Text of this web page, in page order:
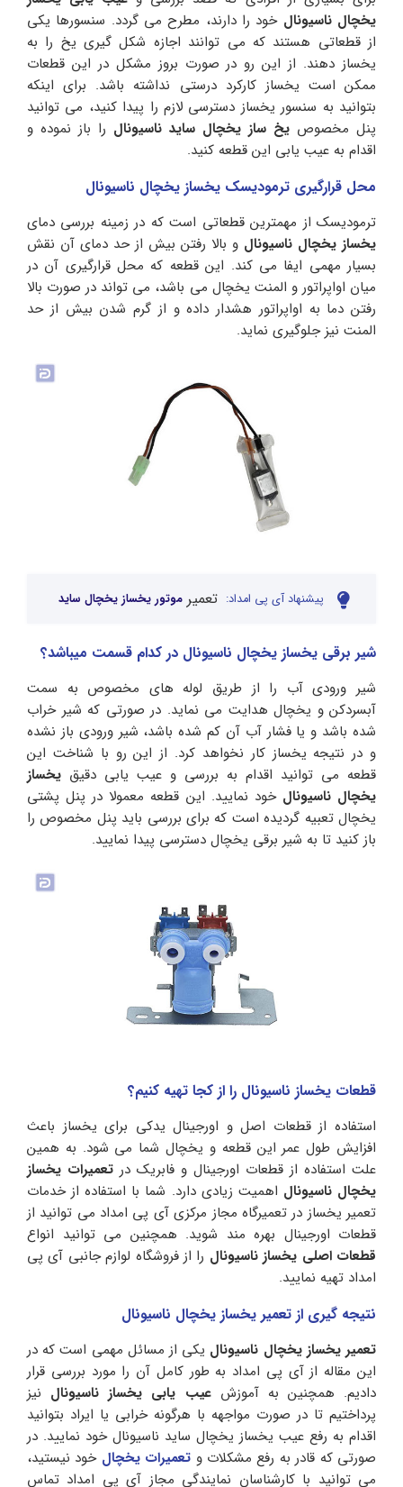
یخچال ناسیونال خود را دارند، مطرح می گردد. سنسورها یکی
از قطعاتی هستند که می توانند اجازه شکل گیری یخ را به
یخساز دهند. از این رو در صورت بروز مشکل در این قطعات
ممکن است یخساز کارکرد درستی نداشته باشد. برای اینکه
بتوانید به سنسور یخساز دسترسی لازم را پیدا کنید، می توانید
پنل مخصوص یخ ساز یخچال ساید ناسیونال را باز نموده و
اقدام به عیب یابی این قطعه کنید.
محل قرارگیری ترمودیسک یخساز یخچال ناسیونال
ترمودیسک از مهمترین قطعاتی است که در زمینه بررسی دمای
یخساز یخچال ناسیونال و بالا رفتن بیش از حد دمای آن نقش
بسیار مهمی ایفا می کند. این قطعه که محل قرارگیری آن در
میان اواپراتور و المنت یخچال می باشد، می تواند در صورت بالا
رفتن دما به اواپراتور هشدار داده و از گرم شدن بیش از حد
المنت نیز جلوگیری نماید.
پیشنهاد آی پی امداد: تعمیر موتور یخساز یخچال ساید
شیر برقی یخساز یخچال ناسیونال در کدام قسمت میباشد؟
شیر ورودی آب را از طریق لوله های مخصوص به سمت
آبسردکن و یخچال هدایت می نماید. در صورتی که شیر خراب
شده باشد و یا فشار آب آن کم شده باشد، شیر ورودی باز نشده
و در نتیجه یخساز کار نخواهد کرد. از این رو با شناخت این
قطعه می توانید اقدام به بررسی و عیب یابی دقیق یخساز
یخچال ناسیونال خود نمایید. این قطعه معمولا در پنل پشتی
یخچال تعبیه گردیده است که برای بررسی باید پنل مخصوص را
باز کنید تا به شیر برقی یخچال دسترسی پیدا نمایید.
قطعات یخساز ناسیونال را از کجا تهیه کنیم؟
استفاده از قطعات اصل و اورجینال یدکی برای یخساز باعث
افزایش طول عمر این قطعه و یخچال شما می شود. به همین
علت استفاده از قطعات اورجینال و فابریک در تعمیرات یخساز
یخچال ناسیونال اهمیت زیادی دارد. شما با استفاده از خدمات
تعمیر یخساز در تعمیرگاه مجاز مرکزی آی پی امداد می توانید از
قطعات اورجینال بهره مند شوید. همچنین می توانید انواع
قطعات اصلی یخساز ناسیونال را از فروشگاه لوازم جانبی آی پی
امداد تهیه نمایید.
نتیجه گیری از تعمیر یخساز یخچال ناسیونال
تعمیر یخساز یخچال ناسیونال یکی از مسائل مهمی است که در
این مقاله از آی پی امداد به طور کامل آن را مورد بررسی قرار
دادیم. همچنین به آموزشعیب یابی یخساز ناسیونال نیز
پرداختیم تا در صورت مواجهه با هرگونه خرابی یا ایراد بتوانید
اقدام به رفع عیب یخساز یخچال ساید ناسیونال خود نمایید. در
صورتی که قادر به رفع مشکلات و تعمیرات یخچال خود نیستید،
می توانید با کارشناسان نمایندگی مجاز آی پی امداد تماس